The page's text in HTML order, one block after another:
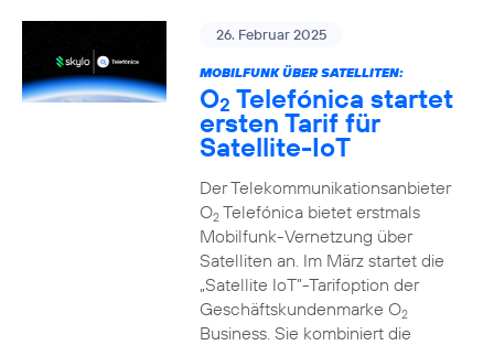
26. Februar 2025
MOBILFUNK ÜBER SATELLITEN:
O2 Telefónica startet
ersten Tarif für
Satellite-IoT
Der Telekommunikationsanbieter
O2Telefónica bietet erstmals
Mobilfunk-Vernetzung über
Satelliten an. Im März startet die
„Satellite IoT”-Tarifoption der
Geschäftskundenmarke O2
Business. Sie kombiniert die